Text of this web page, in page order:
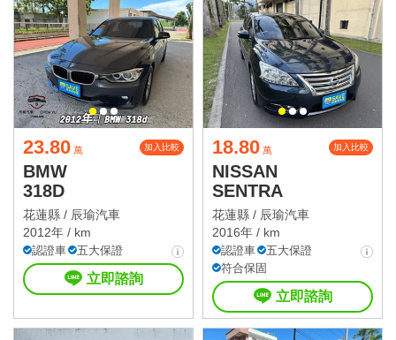
23.80 萬 加入比較
BMW
318D
花蓮縣 / 辰瑜汽車
2012年 / km
認證車 五大保證
立即諮詢
18.80 萬 加入比較
NISSAN
SENTRA
花蓮縣 / 辰瑜汽車
2016年 / km
認證車
五大保證
符合保固
立即諮詢